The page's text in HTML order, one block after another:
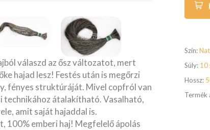
válaszd az ősz változatot, mert
hajad lesz! Festés után is megőrzi
fényes struktúráját. Mivel copfról van
technikához átalakítható. Vasalható,
amit saját hajaddal is.
emberi haj! Megfelelő ápolás
Szín:
Súly: 10
Hossz:
Termék